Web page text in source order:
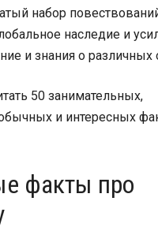
набор
наследие и
и знания о различных
50 занимательных,
и интересных
факты про